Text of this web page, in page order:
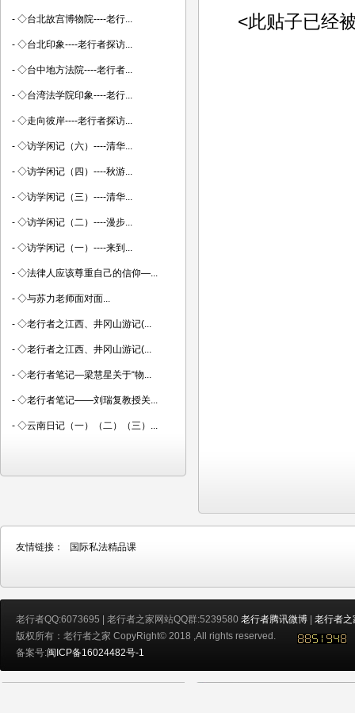
<此贴子已经
- ◇台北故宫博物院----老行...
- ◇台北印象----老行者探访...
- ◇台中地方法院----老行者...
- ◇台湾法学院印象----老行...
- ◇走向彼岸----老行者探访...
- ◇访学闲记（六）----清华...
- ◇访学闲记（四）----秋游...
- ◇访学闲记（三）----清华...
- ◇访学闲记（二）----漫步...
- ◇访学闲记（一）----来到...
- ◇法律人应该尊重自己的信仰―...
- ◇与苏力老师面对面...
- ◇老行者之江西、井冈山游记(...
- ◇老行者之江西、井冈山游记(...
- ◇老行者笔记—梁慧星关于“物...
- ◇老行者笔记――刘瑞复教授关...
- ◇云南日记（一）（二）（三）...
友情链接： 国际私法精品课
老行者QQ:6073695 | 老行者之家网站QQ群:5239580 老行者腾讯微博 | 老行者之
版权所有：老行者之家 CopyRight© 2018 ,All rights reserved.
备案号:闽ICP备16024482号-1